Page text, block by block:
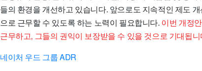
들의 환경을 개선하고 있습니다. 앞으로도 지속적인 제도
으로 근무할 수 있도록 하는 노력이 필요합니다. 이번 개정
근무하고, 그들의 권익이 보장받을 수 있을 것으로 기대됩니
네이처 우드 그룹 ADR